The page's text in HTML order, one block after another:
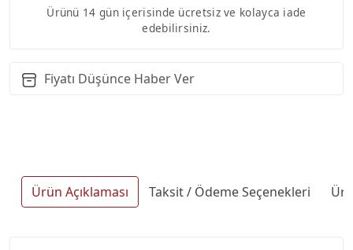
Ürünü 14 gün içerisinde ücretsiz ve kolayca iade
edebilirsiniz.
Fiyatı Düşünce Haber Ver
Ürün Açıklaması Taksit / Ödeme Seçenekleri